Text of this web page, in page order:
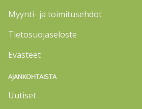
Myynti- ja toimitusehdot
Tietosuojaseloste
Evästeet
AJANKOHTAISTA
Uutiset